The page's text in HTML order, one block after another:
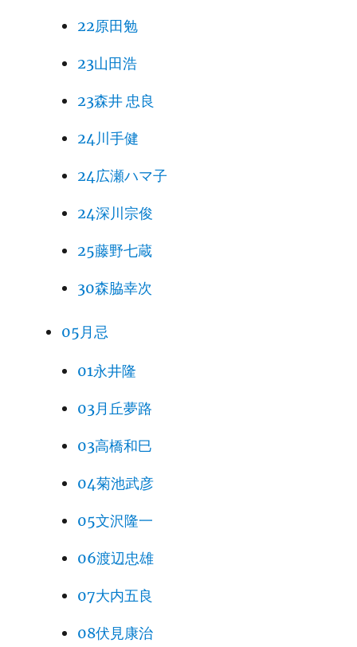
22原田勉
23山田浩
23森井 忠良
24川手健
24広瀬ハマ子
24深川宗俊
25藤野七蔵
30森脇幸次
05月忌
01永井隆
03月丘夢路
03高橋和巳
04菊池武彦
05文沢隆一
06渡辺忠雄
07大内五良
08伏見康治